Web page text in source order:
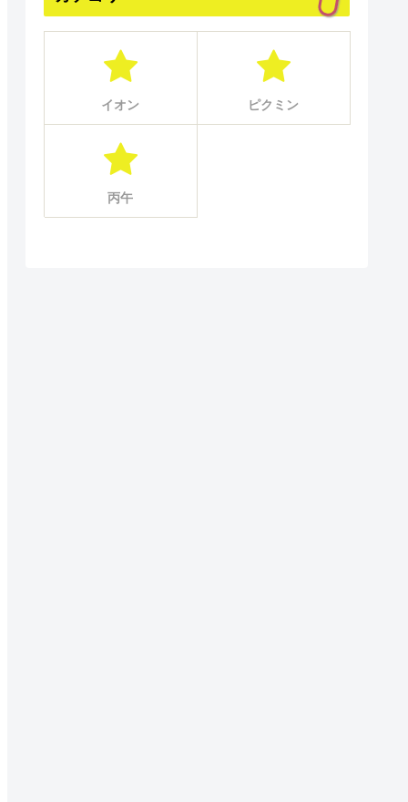
イオン ピクミン
丙午